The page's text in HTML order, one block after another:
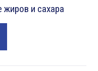
и сахара